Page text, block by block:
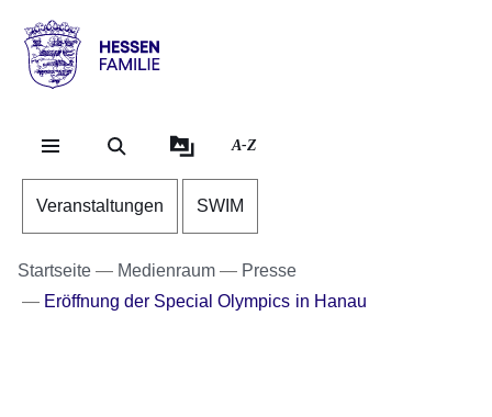
Hessen
Familie
A-Z
Veranstaltungen SWIM
Startseite Medienraum
Presse
Eröffnung der Special Olympics in Hanau